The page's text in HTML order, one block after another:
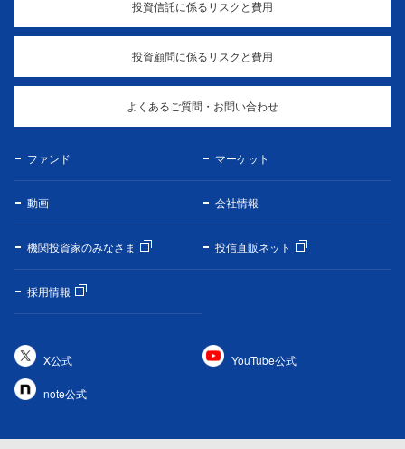
投資信託に係るリスクと費用
投資顧問に係るリスクと費用
よくあるご質問・お問い合わせ
ファンド マーケット
動画 会社情報
機関投資家のみなさま 投信直販ネット
採用情報
X公式 YouTube公式
note公式